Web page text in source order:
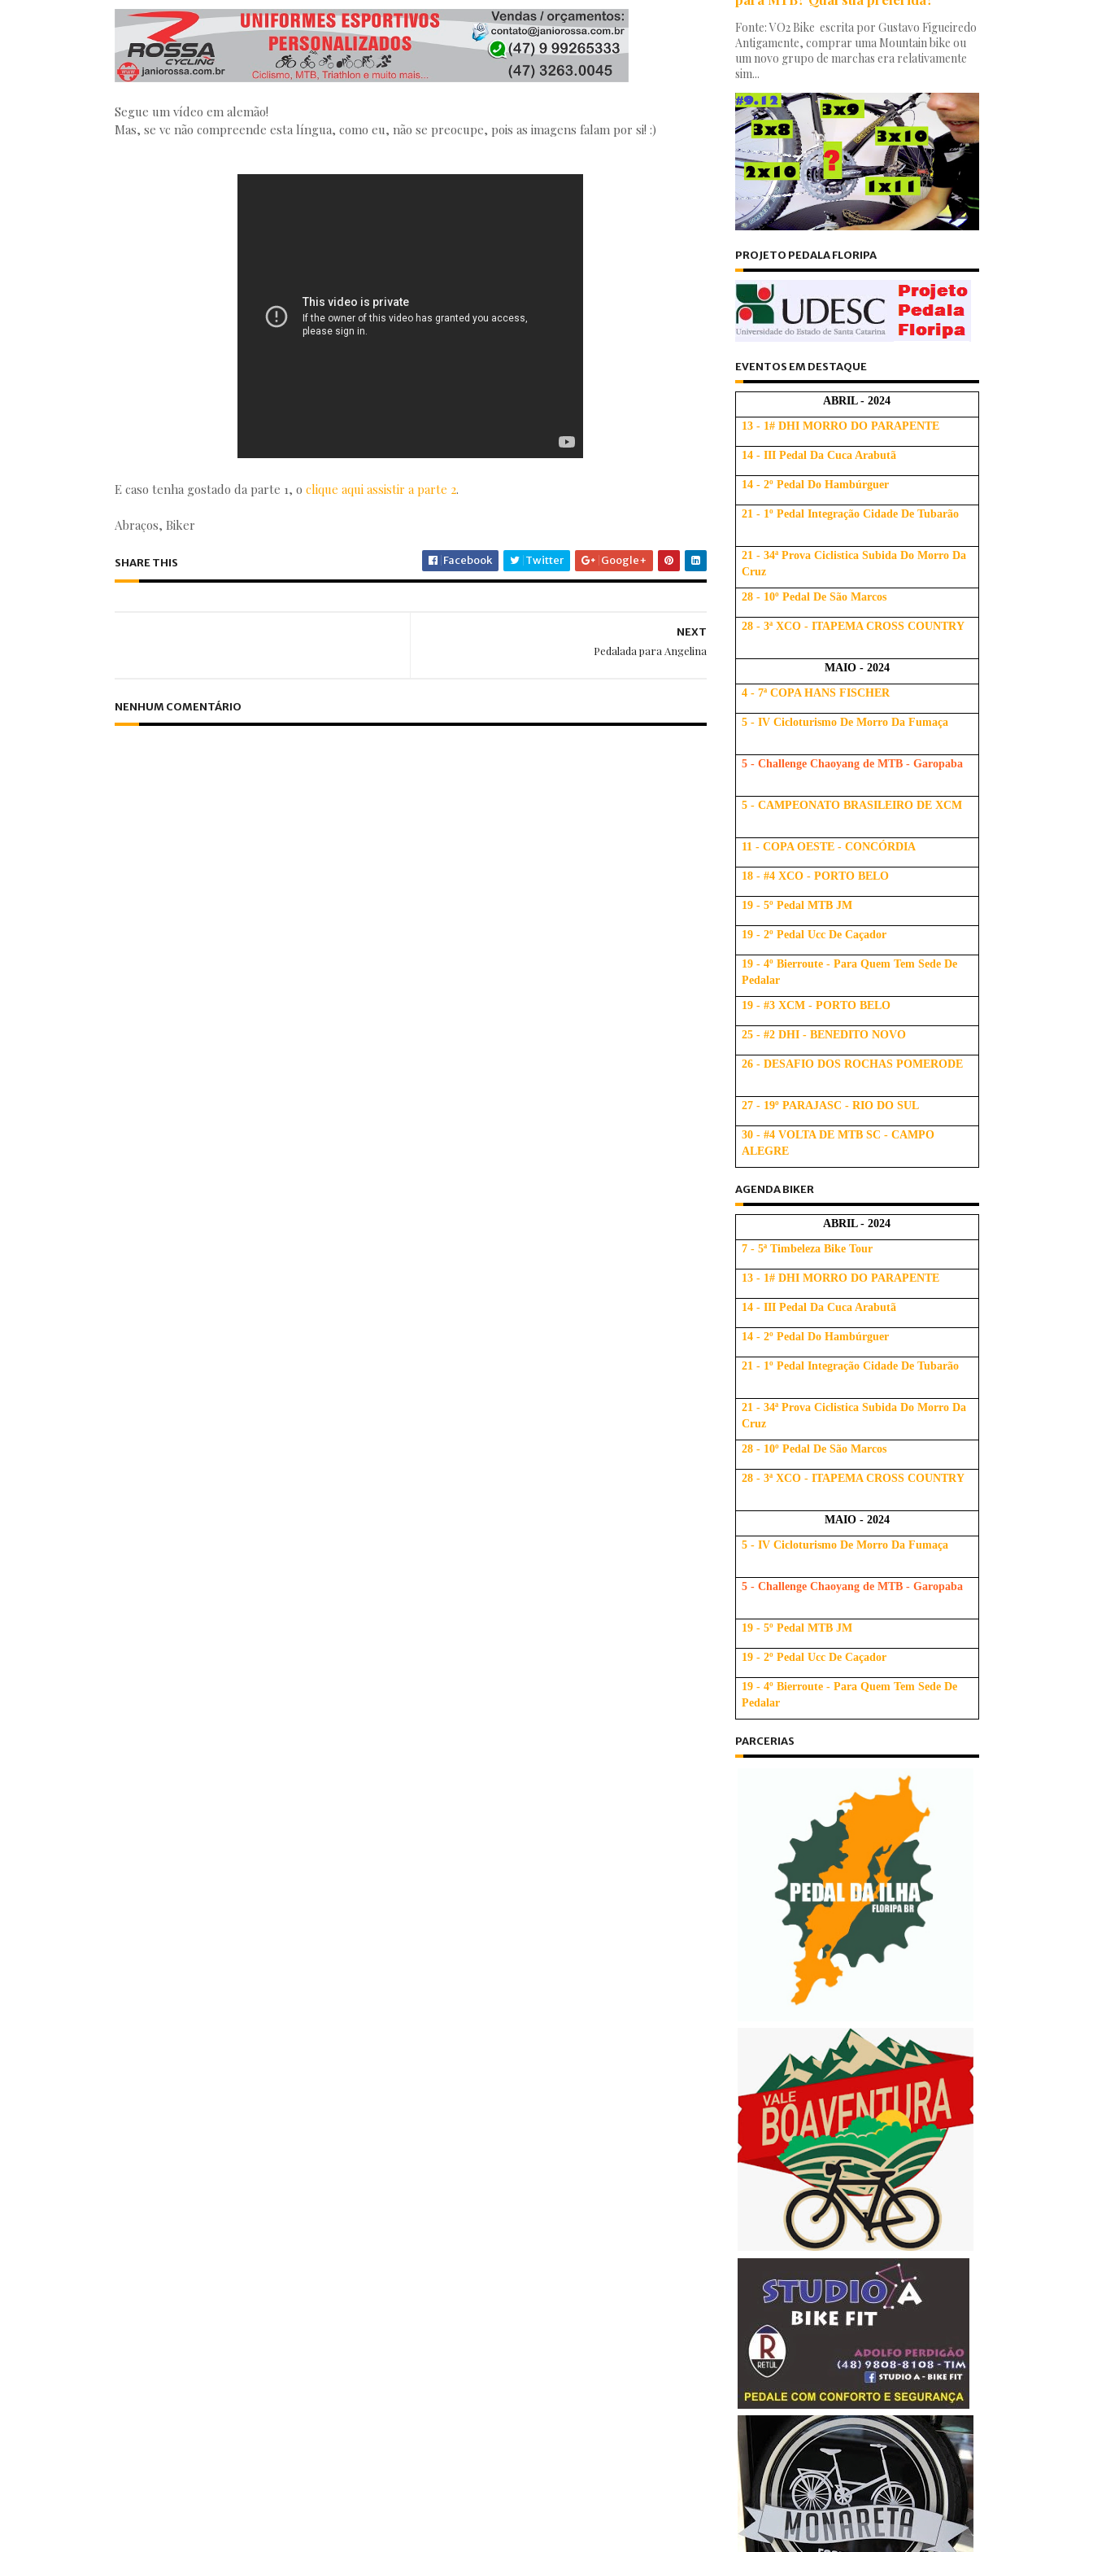
CICLOTURISMO 3º Pedal das Águas BBB - BEACH BIKER BLOG MARCH 08, 2020
EVENTO Pedala Tour - Floripa #2 - 2024 BBB - BEACH BIKER BLOG JANUARY 31, 2024
Segue um vídeo em alemão!
Mas, se vc não compreende esta língua, como eu, não se preocupe, pois as imagens falam por si! :)
E caso tenha gostado da parte 1, o clique aqui assistir a parte 2.
Abraços, Biker
SHARE THIS Facebook Twitter Google+
NEXT
Pedalada para Angelina
NENHUM COMENTÁRIO
Fonte: VO2 Bike escrita por Gustavo Figueiredo
Antigamente, comprar uma Mountain bike ou
um novo grupo de marchas era relativamente
sim...
PROJETO PEDALA FLORIPA
EVENTOS EM DESTAQUE
ABRIL - 2024
13 - 1# DHI MORRO DO PARAPENTE
14 - III Pedal Da Cuca Arabutã
14 - 2º Pedal Do Hambúrguer
21 - 1º Pedal Integração Cidade De Tubarão
21 - 34ª Prova Ciclistica Subida Do Morro Da
Cruz
28 - 10º Pedal De São Marcos
28 - 3ª XCO - ITAPEMA CROSS COUNTRY
MAIO - 2024
4 - 7ª COPA HANS FISCHER
5 - IV Cicloturismo De Morro Da Fumaça
5 - Challenge Chaoyang de MTB - Garopaba
5 - CAMPEONATO BRASILEIRO DE XCM
11 - COPA OESTE - CONCÓRDIA
18 - #4 XCO - PORTO BELO
19 - 5º Pedal MTB JM
19 - 2º Pedal Ucc De Caçador
19 - 4º Bierroute - Para Quem Tem Sede De
Pedalar
19 - #3 XCM - PORTO BELO
25 - #2 DHI - BENEDITO NOVO
26 - DESAFIO DOS ROCHAS POMERODE
27 - 19º PARAJASC - RIO DO SUL
30 - #4 VOLTA DE MTB SC - CAMPO
ALEGRE
AGENDA BIKER
ABRIL - 2024
7 - 5ª Timbeleza Bike Tour
13 - 1# DHI MORRO DO PARAPENTE
14 - III Pedal Da Cuca Arabutã
14 - 2º Pedal Do Hambúrguer
21 - 1º Pedal Integração Cidade De Tubarão
21 - 34ª Prova Ciclistica Subida Do Morro Da
Cruz
28 - 10º Pedal De São Marcos
28 - 3ª XCO - ITAPEMA CROSS COUNTRY
MAIO - 2024
5 - IV Cicloturismo De Morro Da Fumaça
5 - Challenge Chaoyang de MTB - Garopaba
19 - 5º Pedal MTB JM
19 - 2º Pedal Ucc De Caçador
19 - 4º Bierroute - Para Quem Tem Sede De
Pedalar
PARCERIAS